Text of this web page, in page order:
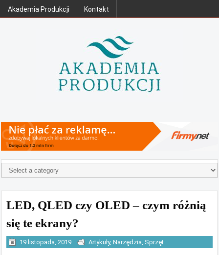
Akademia Produkcji Kontakt
LED, QLED czy OLED – czym różnią
się te ekrany?
19 listopada, 2019 Artykuły,Narzędzia, Sprzęt